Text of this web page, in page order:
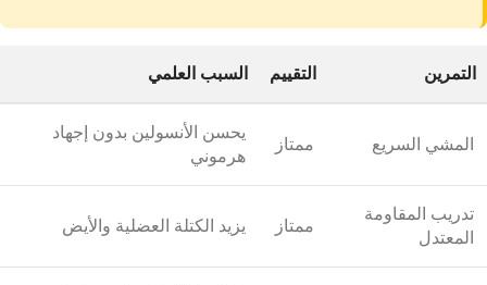
التمرين التقييم السبب العلمي
المشي السريع ممتاز
يحسن الأنسولين بدون إجهاد
هرموني
تدريب المقاومة
المعتدل
ممتاز يزيد الكتلة العضلية والأيض